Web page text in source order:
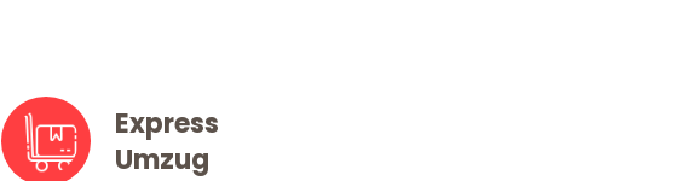
Express
Umzug